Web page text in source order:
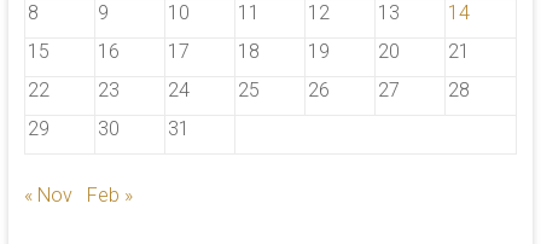
8
9 10 11 12 13
14
15
16 17 18 19 20
21
22
23 24 25 26 27
28
29
30 31
« Nov Feb »